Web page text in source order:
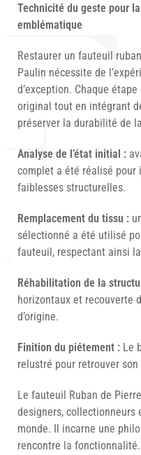
Technicité du geste pour
emblématique
Restaurer un fauteuil
Paulin nécessite de
d’exception. Chaque
original tout en intégrant
préserver la durabilité de
Analyse de l’état initial :
complet a été réalisé pour
faiblesses structurelles.
Remplacement du tissu :
sélectionné a été utilisé
fauteuil, respectant ainsi
Réhabilitation de la
horizontaux et recouverte
d’origine.
Finition du piétement : Le
relustré pour retrouver
Le fauteuil Ruban de
designers, collectionneurs
monde. Il incarne une
rencontre la